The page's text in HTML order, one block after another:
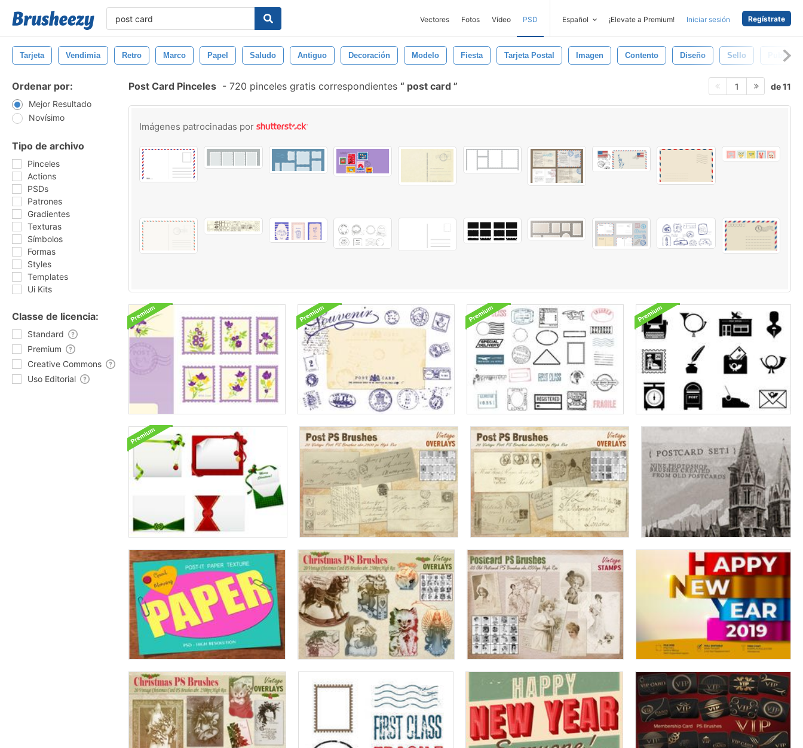
Vectores Fotos Vídeo PSD Español ¡Elevate a Premium! Iniciar sesión Regístrate
Tarjeta Vendimia Retro Marco Papel Saludo Antiguo Decoración Modelo Fiesta Tarjeta Postal Imagen Contento Diseño Sello Publícalo
Ordenar por:
Mejor Resultado
Novísimo
Tipo de archivo
Pinceles
Actions
PSDs
Patrones
Gradientes
Texturas
Símbolos
Formas
Styles
Templates
Ui Kits
Classe de licencia:
Standard
Premium
Creative Commons
Uso Editorial
Post Card Pinceles - 720 pinceles gratis correspondientes post card 1 de 11
Imágenes patrocinadas por